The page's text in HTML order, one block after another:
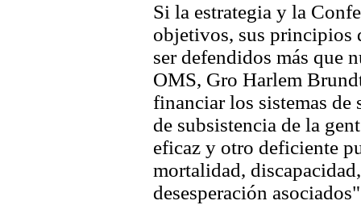
Si la estrategia y la
objetivos, sus principios
ser defendidos más que
OMS, Gro Harlem
financiar los sistemas
de subsistencia de la
eficaz y otro deficiente
mortalidad,
desesperación